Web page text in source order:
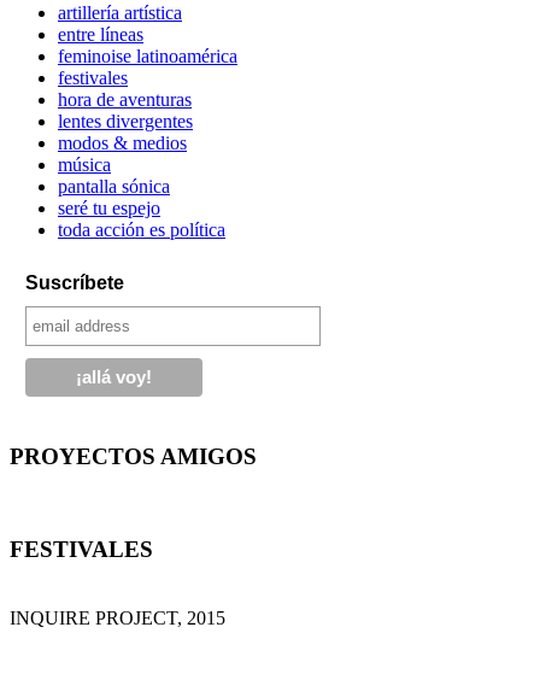
artillería artística
entre líneas
feminoise latinoamérica
festivales
hora de aventuras
lentes divergentes
modos & medios
música
pantalla sónica
seré tu espejo
toda acción es política
Suscríbete
PROYECTOS AMIGOS
FESTIVALES
INQUIRE PROJECT, 2015